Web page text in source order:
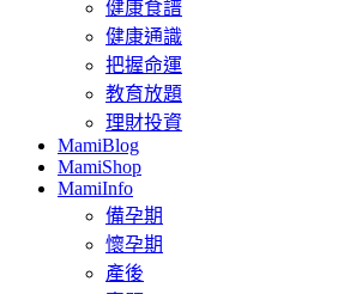
健康食譜
健康通識
把握命運
教育放題
理財投資
MamiBlog
MamiShop
MamiInfo
備孕期
懷孕期
產後